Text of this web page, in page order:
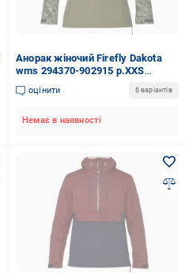
Анорак жіночий Firefly Dakota
wms 294370-902915 р.XXS
зелений
оцінити 6 варіантів
Немає в наявності